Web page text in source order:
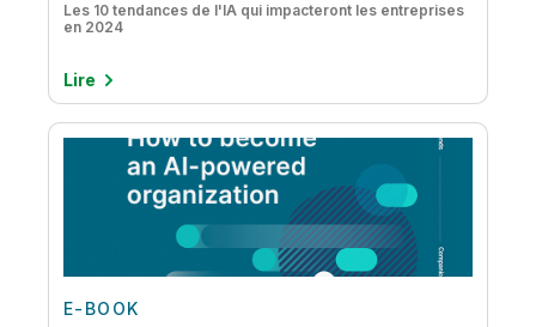
Les 10 tendances de l'IA qui impacteront les entreprises
en 2024
Lire
E-BOOK